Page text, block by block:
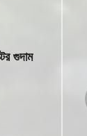
গুদাম